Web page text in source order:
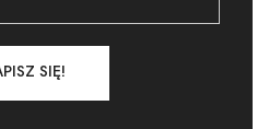
SIĘ!